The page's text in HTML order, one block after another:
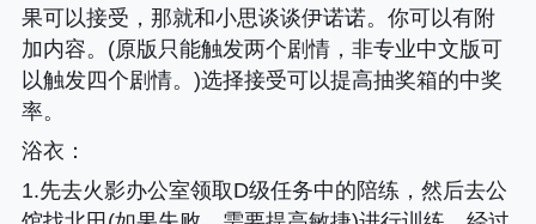
果可以接受，那就和小思谈谈伊诺诺。你可以有附
加内容。(原版只能触发两个剧情，非专业中文版可
以触发四个剧情。)选择接受可以提高抽奖箱的中奖
率。
浴衣 ：
1.先去火影办公室领取D级任务中的陪练，然后去公